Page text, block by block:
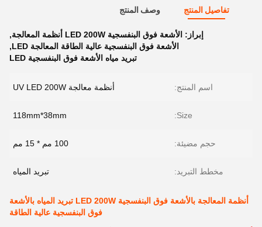
تفاصيل المنتج وصف المنتج
إبراز: الأشعة فوق البنفسجية LED 200W أنظمة المعالجة
,
الأشعة فوق البنفسجية عالية الطاقة المعالجة LED
,
تبريد مياه الأشعة فوق البنفسجية LED
اسم المنتج: أنظمة معالجة UV LED 200W
Size:
118mm*38mm
حجم مضيئة: 100 مم * 15 مم
مخطط التبريد: تبريد المياه
أنظمة المعالجة بالأشعة فوق البنفسجية LED 200W تبريد المياه بالأشعة
فوق البنفسجية عالية الطاقة